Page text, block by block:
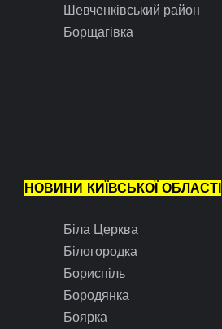
Шевченківський район
Борщагівка
НОВИНИ КИЇВСЬКОЇ ОБЛАСТІ
Біла Церква
Білогородка
Бориспіль
Бородянка
Боярка